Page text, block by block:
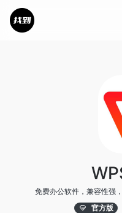
免费办公软件，兼容性强
官方版